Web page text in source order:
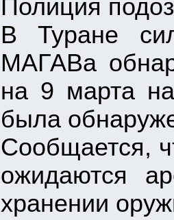
Полиция
В Туране
МАГАВа
на 9 марта
была
Сообщается,
ожидаются
хранении